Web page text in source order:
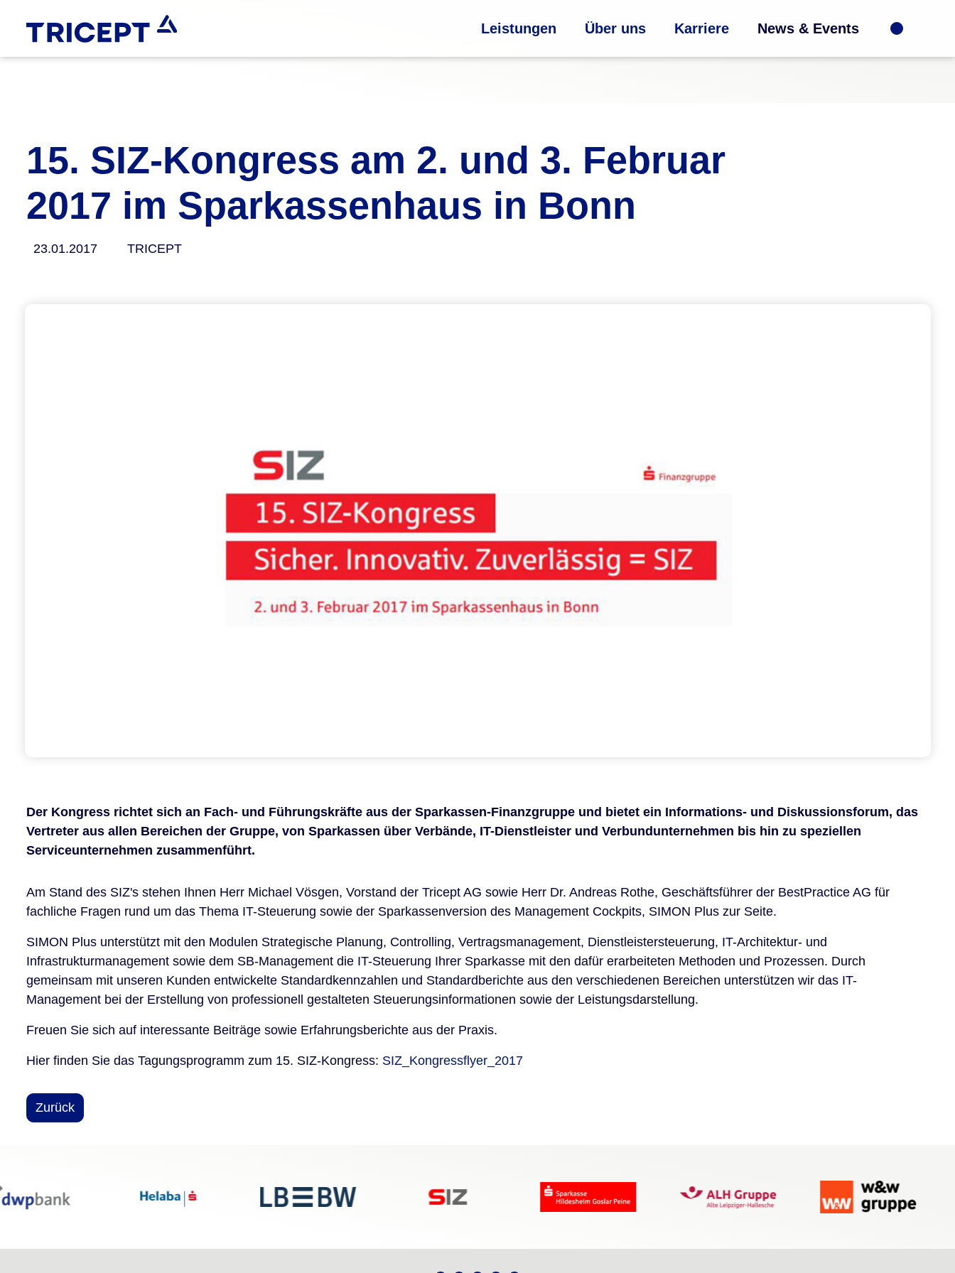
Leistungen Über uns Karriere News & Events
15. SIZ-Kongress am 2. und 3. Februar
2017 im Sparkassenhaus in Bonn
23.01.2017 TRICEPT
Der Kongress richtet sich an Fach- und Führungskräfte aus der Sparkassen-Finanzgruppe und bietet ein Informations- und Diskussionsforum, das
Vertreter aus allen Bereichen der Gruppe, von Sparkassen über Verbände, IT-Dienstleister und Verbundunternehmen bis hin zu speziellen
Serviceunternehmen zusammenführt.
Am Stand des SIZ's stehen Ihnen Herr Michael Vösgen, Vorstand der Tricept AG sowie Herr Dr. Andreas Rothe, Geschäftsführer der BestPractice AG für
fachliche Fragen rund um das Thema IT-Steuerung sowie der Sparkassenversion des Management Cockpits, SIMON Plus zur Seite.
SIMON Plus unterstützt mit den Modulen Strategische Planung, Controlling, Vertragsmanagement, Dienstleistersteuerung, IT-Architektur- und
Infrastrukturmanagement sowie dem SB-Management die IT-Steuerung Ihrer Sparkasse mit den dafür erarbeiteten Methoden und Prozessen. Durch
gemeinsam mit unseren Kunden entwickelte Standardkennzahlen und Standardberichte aus den verschiedenen Bereichen unterstützen wir das IT-
Management bei der Erstellung von professionell gestalteten Steuerungsinformationen sowie der Leistungsdarstellung.
Freuen Sie sich auf interessante Beiträge sowie Erfahrungsberichte aus der Praxis.
Hier finden Sie das Tagungsprogramm zum 15. SIZ-Kongress: SIZ_Kongressflyer_2017
Zurück